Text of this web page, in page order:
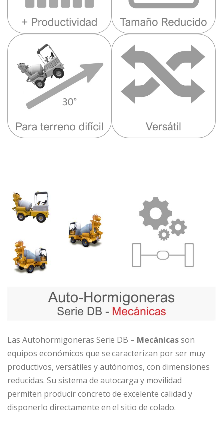
Las Autohormigoneras Serie DB – Mecánicasson
equipos económicos que se caracterizan por ser muy
productivos, versátiles y autónomos, con dimensiones
reducidas. Su sistema de autocarga y movilidad
permiten producir concreto de excelente calidad y
disponerlo directamente en el sitio de colado.